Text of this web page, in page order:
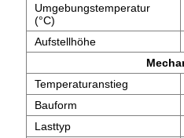
Umgebungstemperatur
(°C)
Aufstellhöhe
Temperaturanstieg
Bauform
Lasttyp